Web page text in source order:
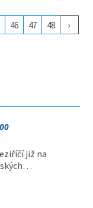
46 47 48
›
již na